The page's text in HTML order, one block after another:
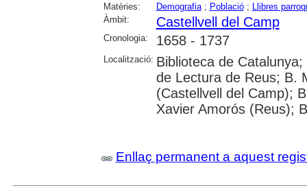
Matèries: Demografia; Població;
Llibres
Àmbit:
Castellvell del Camp
Cronologia: 1658 - 1737
Localització: Biblioteca de
de Lectura de Reus; B.
(Castellvell del Camp);
Xavier Amorós (Reus);
Enllaç permanent a aquest